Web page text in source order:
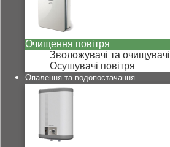
Очищення повітря
Зволожувачі та очищувачі
Осушувачі повітря
Опалення та водопостачання